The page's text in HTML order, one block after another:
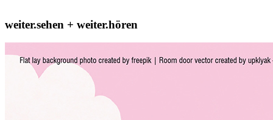
weiter.sehen + weiter.hören